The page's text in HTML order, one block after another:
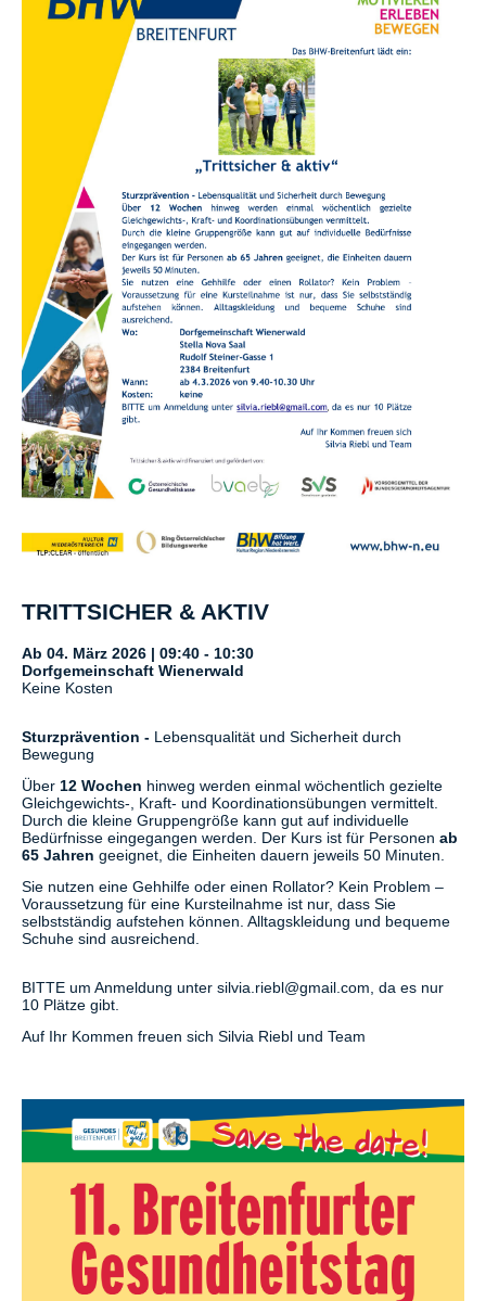
TRITTSICHER & AKTIV
Ab 04. März 2026 | 09:40 - 10:30
Dorfgemeinschaft Wienerwald
Keine Kosten
Sturzprävention - Lebensqualität und Sicherheit durch
Bewegung
Über 12 Wochen hinweg werden einmal wöchentlich gezielte
Gleichgewichts-, Kraft- und Koordinationsübungen vermittelt.
Durch die kleine Gruppengröße kann gut auf individuelle
Bedürfnisse eingegangen werden. Der Kurs ist für Personen ab
65 Jahren geeignet, die Einheiten dauern jeweils 50 Minuten.
Sie nutzen eine Gehhilfe oder einen Rollator? Kein Problem –
Voraussetzung für eine Kursteilnahme ist nur, dass Sie
selbstständig aufstehen können. Alltagskleidung und bequeme
Schuhe sind ausreichend.
BITTE um Anmeldung unter silvia.riebl@gmail.com, da es nur
10 Plätze gibt.
Auf Ihr Kommen freuen sich Silvia Riebl und Team